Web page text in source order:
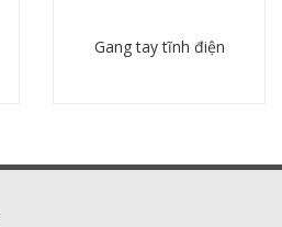
Gang tay tĩnh điện